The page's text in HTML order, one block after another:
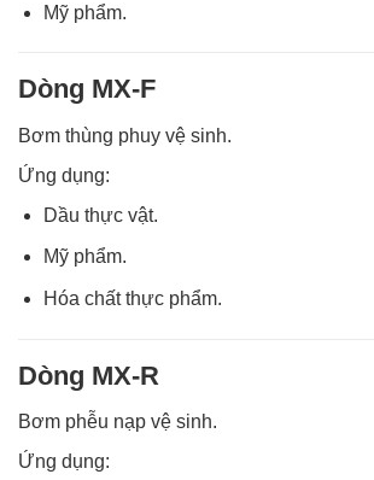
Mỹ phẩm.
Dòng MX-F
Bơm thùng phuy vệ sinh.
Ứng dụng:
Dầu thực vật.
Mỹ phẩm.
Hóa chất thực phẩm.
Dòng MX-R
Bơm phễu nạp vệ sinh.
Ứng dụng: